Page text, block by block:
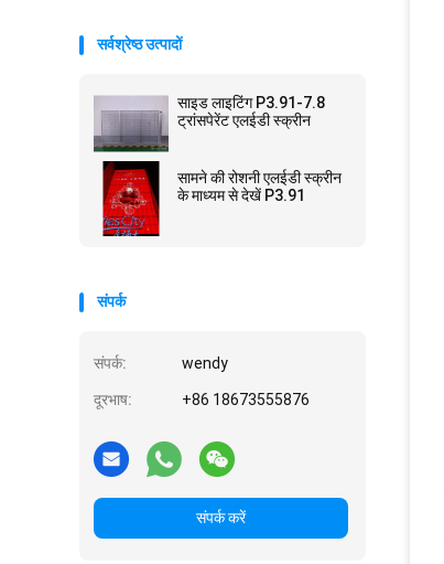
सर्वश्रेष्ठ उत्पादों
साइड लाइटिंग P3.91-7.8
ट्रांसपेरेंट एलईडी स्क्रीन
सामने की रोशनी एलईडी स्क्रीन
के माध्यम से देखें P3.91
संपर्क
संपर्क: wendy
दूरभाष: +86 18673555876
संपर्क करें